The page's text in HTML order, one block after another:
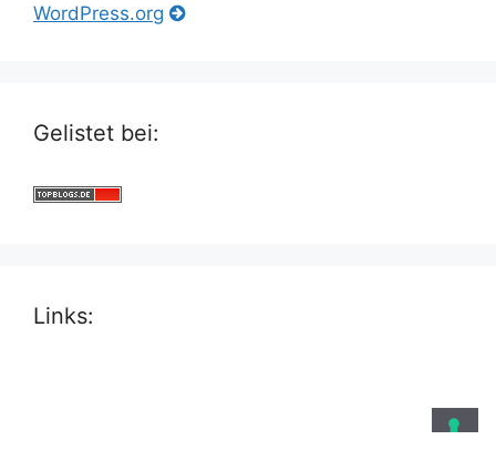
WordPress.org
Gelistet bei:
Links: